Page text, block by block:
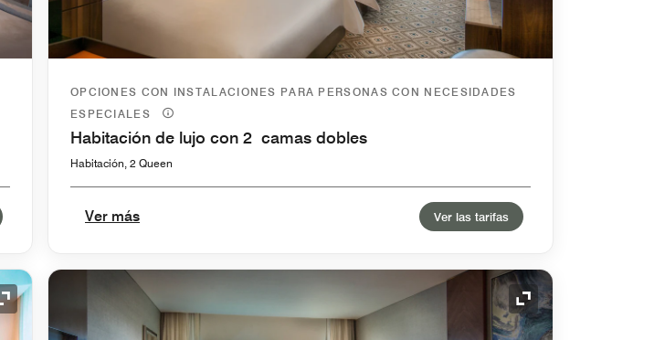
OPCIONES CON INSTALACIONES PARA PERSONAS CON NECESIDADES
ESPECIALES
Habitación de lujo con 2 camas dobles
Habitación, 2 Queen
Ver más Ver las tarifas
Icono de expansión Icono de expansión